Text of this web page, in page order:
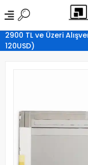
2900 TL ve Üzeri
120USD)